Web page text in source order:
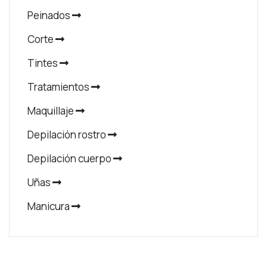
Peinados
Corte
Tintes
Tratamientos
Maquillaje
Depilación rostro
Depilación cuerpo
Uñas
Manicura